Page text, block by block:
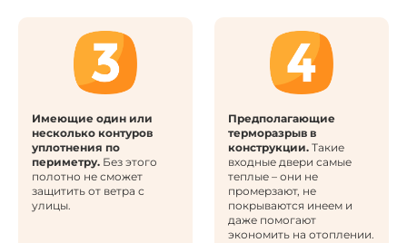
Имеющие один или
несколько контуров
уплотнения по
периметру. Без этого
полотно не сможет
защитить от ветра с
улицы.
Предполагающие
терморазрыв в
конструкции. Такие
входные двери самые
теплые – они не
промерзают, не
покрываются инеем и
даже помогают
экономить на отоплении.